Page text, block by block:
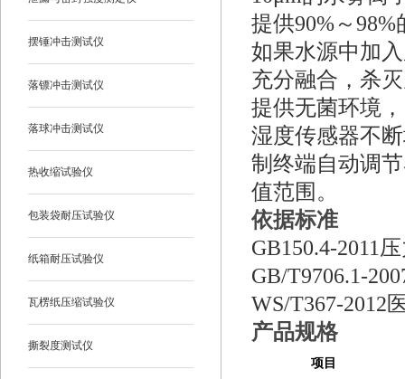
摆锤冲击测试仪
落镖冲击测试仪
落球冲击测试仪
热收缩试验仪
包装袋耐压试验仪
纸箱耐压试验仪
瓦楞纸压缩试验仪
撕裂度测试仪
提供90%～
如果水源中加
充分融合，杀
提供无菌环境
湿度传感器不
制终端自动调
值范围。
依据标准
GB150.4-2011
GB/T9706.1-
WS/T367-2012
产品规格
项目